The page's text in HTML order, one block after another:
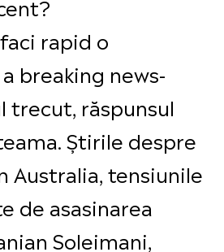
rapid o
breaking news-
trecut, răspunsul
Știrile despre
Australia, tensiunile
de asasinarea
Soleimani,